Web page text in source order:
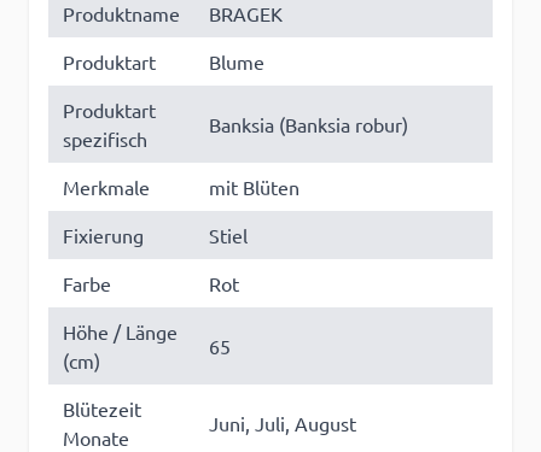
Produktname
BRAGEK
Produktart
Blume
Produktart
spezifisch
Banksia (Banksia robur)
Merkmale
mit Blüten
Fixierung
Stiel
Farbe
Rot
Höhe / Länge
(cm)
65
Blütezeit
Monate
Juni, Juli, August